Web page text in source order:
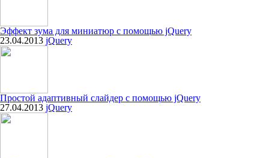
Эффект зума для миниатюр с помощью jQuery
23.04.2013 jQuery
Простой адаптивный слайдер с помощью jQuery
27.04.2013 jQuery